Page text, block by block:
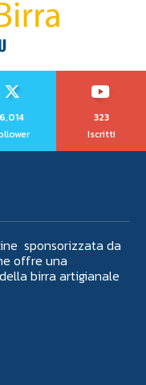
6,014
323
Iscritti
sponsorizzata da
offre una
birra artigianale